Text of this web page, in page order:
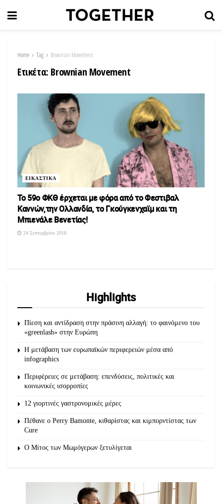
Home Tag Brownian Movement
Ετικέτα: Brownian Movement
ΕΙΚΑΣΤΙΚΑ
Το 59ο ΦΚΘ έρχεται με φόρα από το Φεστιβαλ
Καννών,την Ολλανδία, το Γκούγκενχαϊμ και τη
Μπιενάλε Βενετίας!
24 Σεπτεμβρίου 2018
Highlights
Πίεση και αντίδραση στην πράσινη αλλαγή: το φαινόμενο του
«greenlash» στην Ευρώπη
Η μετάβαση των ευρωπαϊκών περιφερειών μέσα από
infographics
Περιφέρειες σε μετάβαση: επενδύσεις, πολιτικές και
κοινωνικές ισορροπίες
12 γιορτινές γαστρονομικές μέρες
Πέθανε ο Perry Bamonte, κιθαρίστας και κιμπορντίστας των
Cure
O Μίτος των Μωμόγερων ξετυλίγεται